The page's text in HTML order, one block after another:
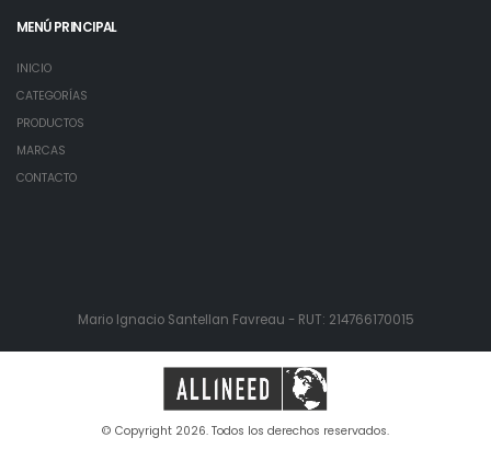
MENÚ PRINCIPAL
INICIO
CATEGORÍAS
PRODUCTOS
MARCAS
CONTACTO
Mario Ignacio Santellan Favreau - RUT: 214766170015
© Copyright 2026. Todos los derechos reservados.